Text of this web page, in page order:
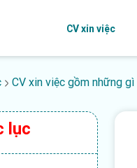
CV xin việc
CV xin việc gồm những
lục